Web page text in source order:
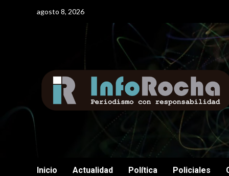
agosto 8, 2026
Inicio Actualidad Política Policiales